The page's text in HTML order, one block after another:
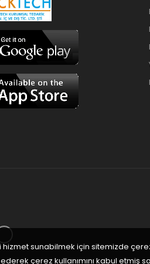
hizmet sunabilmek için sitemizde
çerez kullanımını kabul etmiş